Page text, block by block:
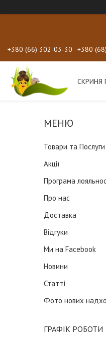
+380 (66) 302-03-30 +380
СКРИНЯ
Товари та Послуги
Акції
Програма
Про нас
Доставка
Відгуки
Ми на Facebook
Новини
Статті
Фото нових
ГРАФІК РОБОТИ